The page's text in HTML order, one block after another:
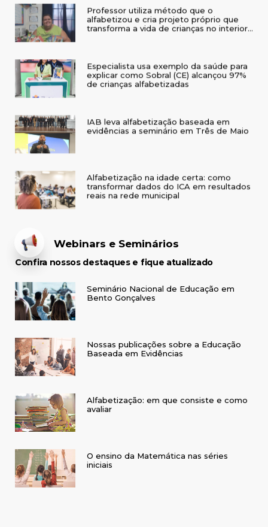
transforma a vida de crianças no interior
do RS
de crianças alfabetizadas
reais na rede municipal
Webinars e Seminários
Confira nossos destaques e fique atualizado
Seminário Nacional de Educação em
Bento Gonçalves
Nossas publicações sobre a Educação
Baseada em Evidências
Alfabetização: em que consiste e como
avaliar
O ensino da Matemática nas séries
iniciais